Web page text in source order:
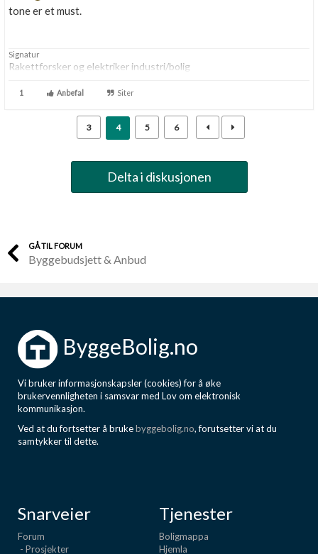
tone er et must.
Signatur
Rakettforsker og elektriker industri/bolig
1 Anbefal Siter
3 4 5 6
Delta i diskusjonen
GÅ TIL FORUM
Byggebudsjett & Anbud
ByggeBolig.no
Vi bruker informasjonskapsler (cookies) for å øke
brukervennligheten i samsvar med Lov om elektronisk
kommunikasjon.
Ved at du fortsetter å brukebyggebolig.no, forutsetter vi at du
samtykker til dette.
Snarveier
Forum
- Prosjekter
Tjenester
Boligmappa
Hjemla